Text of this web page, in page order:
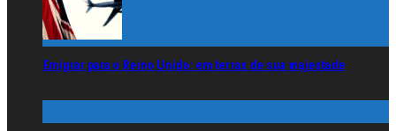
Emigrar para o Reino Unido: em terras de sua majestade